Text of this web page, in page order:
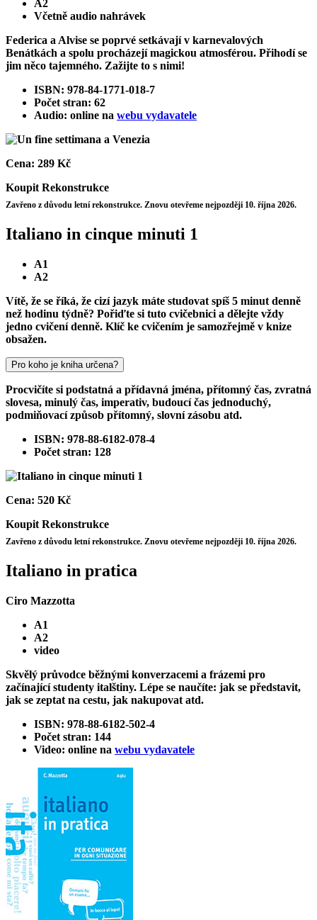
A2
Včetně audio nahrávek
Federica a Alvise se poprvé setkávají v karnevalových
Benátkách a spolu procházejí magickou atmosférou. Přihodí se
jim něco tajemného. Zažijte to s nimi!
ISBN: 978-84-1771-018-7
Počet stran: 62
Audio: online na webu vydavatele
Cena: 289 Kč
Koupit Rekonstrukce
Zavřeno z důvodu letní rekonstrukce. Znovu otevřeme nejpozději 10. října 2026.
Italiano in cinque minuti 1
A1
A2
Vítě, že se říká, že cizí jazyk máte studovat spíš 5 minut denně
než hodinu týdně? Pořiďte si tuto cvičebnici a dělejte vždy
jedno cvičení denně. Klíč ke cvičením je samozřejmě v knize
obsažen.
Pro koho je kniha určena?
Procvičíte si podstatná a přídavná jména, přítomný čas, zvratná
slovesa, minulý čas, imperativ, budoucí čas jednoduchý,
podmiňovací způsob přítomný, slovní zásobu atd.
ISBN: 978-88-6182-078-4
Počet stran: 128
Cena: 520 Kč
Koupit Rekonstrukce
Zavřeno z důvodu letní rekonstrukce. Znovu otevřeme nejpozději 10. října 2026.
Italiano in pratica
Ciro Mazzotta
A1
A2
video
Skvělý průvodce běžnými konverzacemi a frázemi pro
začínající studenty italštiny. Lépe se naučíte: jak se představit,
jak se zeptat na cestu, jak nakupovat atd.
ISBN: 978-88-6182-502-4
Počet stran: 144
Video: online na webu vydavatele